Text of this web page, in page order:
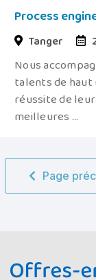
Process
Tanger
Nous
talents de haut
réussite de
meilleures ...
Page